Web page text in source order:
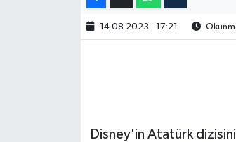
14.08.2023 - 17:21
Disney'in Atatürk